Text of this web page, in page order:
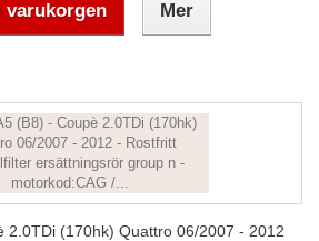
varukorgen Mer
2.0TDi (170hk) Quattro 06/2007 - 2012